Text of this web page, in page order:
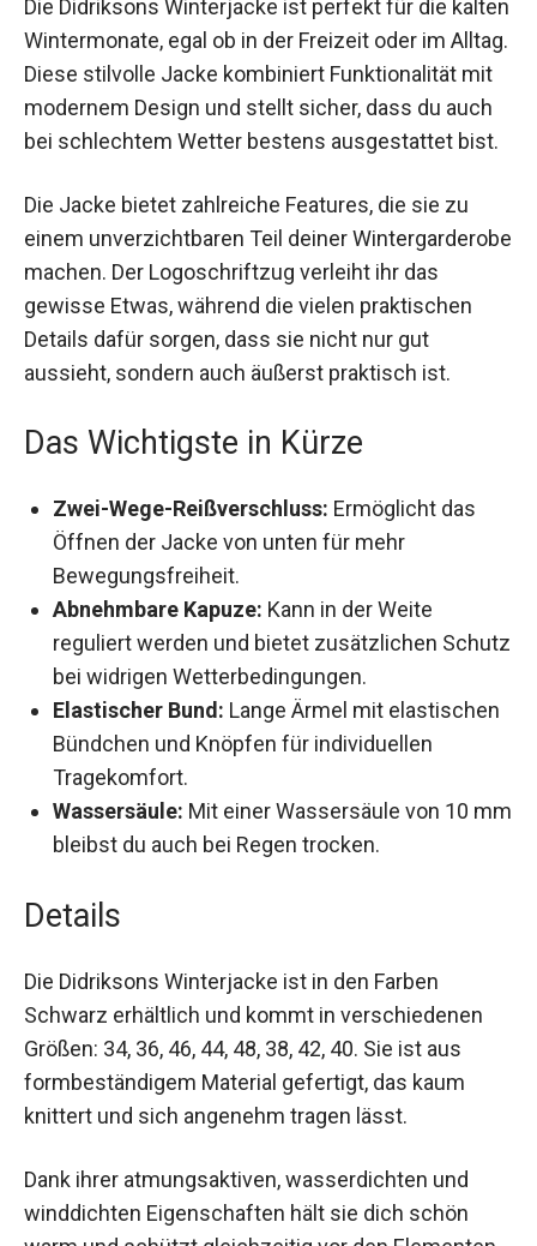
Die Didriksons Winterjacke ist perfekt für die
kalten Wintermonate, egal ob in der Freizeit oder
im Alltag. Diese stilvolle Jacke kombiniert
Funktionalität mit modernem Design und stellt
sicher, dass du auch bei schlechtem Wetter
Die Jacke bietet zahlreiche Features, die sie zu
einem unverzichtbaren Teil deiner
Wintergarderobe machen. Der Logoschriftzug
verleiht ihr das gewisse Etwas, während die
vielen praktischen Details dafür sorgen, dass sie
praktisch ist.
Das Wichtigste in Kürze
Zwei-Wege-Reißverschluss:
Öffnen der Jacke von unten für mehr
Bewegungsfreiheit.
Abnehmbare Kapuze:Kann in der Weite
reguliert werden und bietet zusätzlichen
Schutz bei widrigen Wetterbedingungen.
Elastischer Bund:
elastischen Bündchen und Knöpfen für
individuellen Tragekomfort.
mm bleibst du auch bei Regen trocken.
Details
Die Didriksons Winterjacke ist in den Farben
Schwarz erhältlich und kommt in verschiedenen
Größen: 34, 36, 46, 44, 48, 38, 42, 40. Sie ist aus
knittert und sich angenehm tragen lässt.